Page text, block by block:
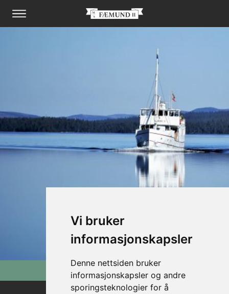
Vi bruker
informasjonskapsler
Denne nettsiden bruker
informasjonskapsler og andre
sporingsteknologier for å